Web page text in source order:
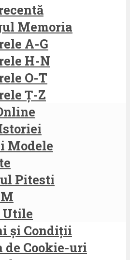
Memoria
A-G
H-N
O-T
Ț-Z
Modele
Pitesti
și Condiții
de Cookie-uri